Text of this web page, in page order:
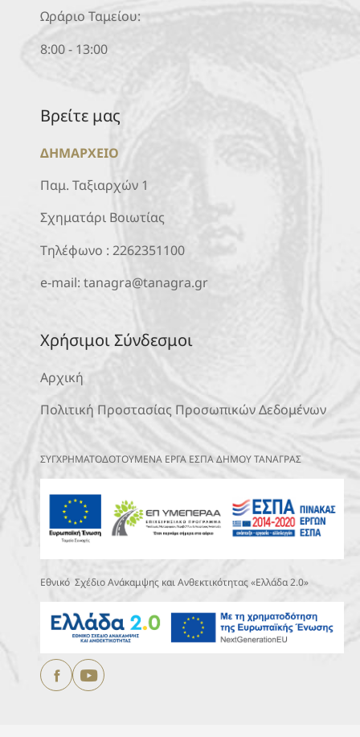
Ωράριο Ταμείου:
8:00 - 13:00
Βρείτε μας
ΔΗΜΑΡΧΕΙΟ
Παμ. Ταξιαρχών 1
Σχηματάρι Βοιωτίας
Τηλέφωνο : 2262351100
e-mail: tanagra@tanagra.gr
Χρήσιμοι Σύνδεσμοι
Αρχική
Πολιτική Προστασίας Προσωπικών Δεδομένων
ΣΥΓΧΡΗΜΑΤΟΔΟΤΟΥΜΕΝΑ ΕΡΓΑ ΕΣΠΑ ΔΗΜΟΥ ΤΑΝΑΓΡΑΣ
Εθνικό Σχέδιο Ανάκαμψης και Ανθεκτικότητας «Ελλάδα 2.0»